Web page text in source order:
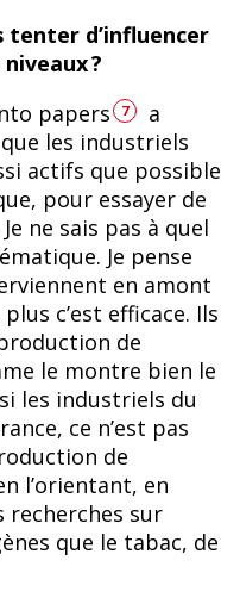
tenter d’influencer
?
papers 7
a
les industriels
actifs que possible
pour essayer de
ne sais pas à quel
Je pense
en amont
c’est efficace. Ils
de
le montre bien le
les industriels du
ce n’est pas
de
l’orientant, en
recherches sur
que le tabac, de